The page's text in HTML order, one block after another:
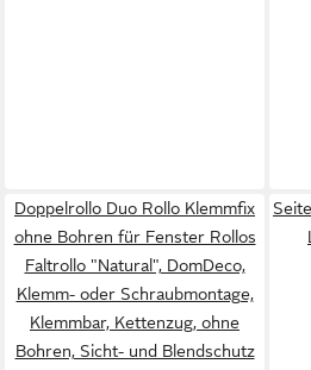
Doppelrollo Duo Rollo Klemmfix
ohne Bohren für Fenster Rollos
Faltrollo "Natural", DomDeco,
Klemm- oder Schraubmontage,
Klemmbar, Kettenzug, ohne
Bohren, Sicht- und Blendschutz